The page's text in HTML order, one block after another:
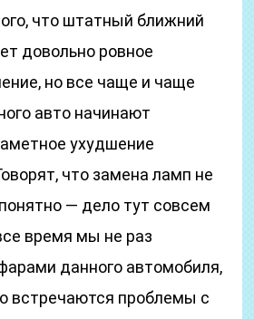
что штатный ближний
довольно ровное
но все чаще и чаще
авто начинают
ухудшение
что замена ламп не
— дело тут совсем
время мы не раз
данного автомобиля,
встречаются проблемы с